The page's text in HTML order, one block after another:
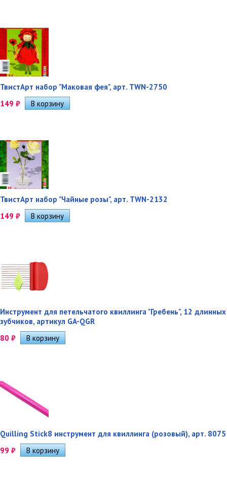
ТвистАрт набор "Маковая фея", арт. TWN-2750
149 ₽
ТвистАрт набор "Чайные розы", арт. TWN-2132
149 ₽
Инструмент для петельчатого квиллинга "Гребень", 12 длинных
зубчиков, артикул GA-QGR
80 ₽
Quilling Stick8 инструмент для квиллинга (розовый), арт. 8075
99 ₽